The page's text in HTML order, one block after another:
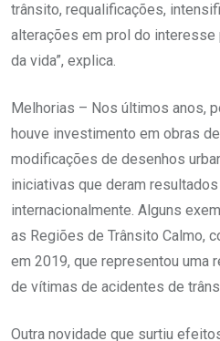
trânsito, requalificações,
alterações em prol do interesse
da vida”, explica.
Melhorias – Nos últimos anos,
houve investimento em obras
modificações de desenhos
iniciativas que deram
internacionalmente. Alguns
as Regiões de Trânsito Calmo,
em 2019, que representou uma
de vítimas de acidentes de
Outra novidade que surtiu